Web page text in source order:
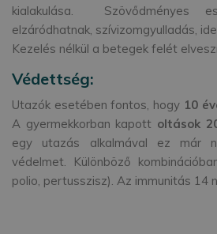
kialakulása. Szövődményes
elzáródhatnak, szívizomgyulladás,
Kezelés nélkül a betegek felét
Védettség:
Utazók esetében fontos, hogy 10
A gyermekkorban kapott oltások
egy utazás alkalmával ez már
védelmet. Különböző
polio, pertusszisz). Az immunitás 14